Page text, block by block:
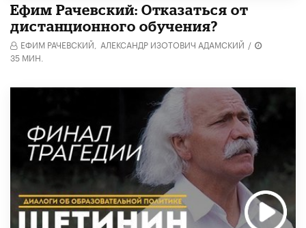
Ефим Рачевский: Отказаться от
дистанционного обучения?
ЕФИМ РАЧЕВСКИЙ, АЛЕКСАНДР ИЗОТОВИЧ АДАМСКИЙ /
35 МИН.